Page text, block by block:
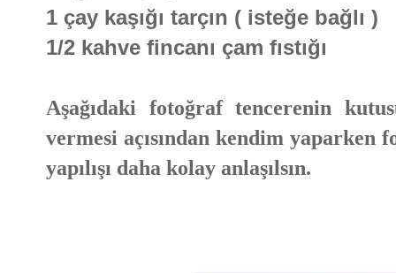
1 çay kaşığı tarçın ( isteğe bağlı )
1/2 kahve fincanı çam fıstığı
Aşağıdaki fotoğraf tencerenin
vermesi açısından kendim
yapılışı daha kolay anlaşılsın.